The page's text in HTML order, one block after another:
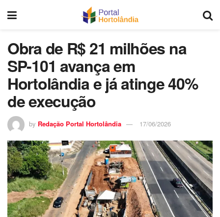
Obra de R$ 21 milhões na
SP-101 avança em
Hortolândia e já atinge 40%
de execução
by Redação Portal Hortolândia 17/06/2026